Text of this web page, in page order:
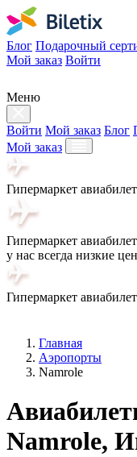
Блог Подарочный
Мой заказ Войти
Меню
Войти Мой заказ Блог
Мой заказ
Гипермаркет
Гипермаркет
у нас всегда низкие
Гипермаркет
Главная
Аэропорты
Namrole
Namrole,